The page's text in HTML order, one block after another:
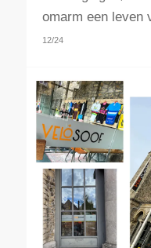
omarm een leven
12/24